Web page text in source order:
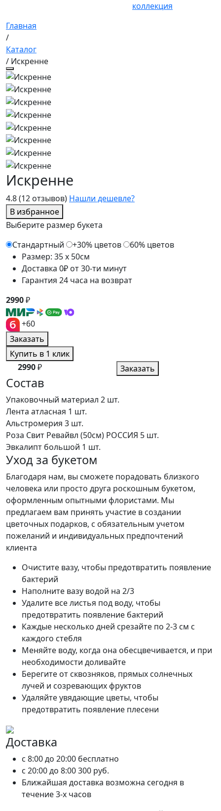
коллекция
Главная
/
Каталог
/ Искренне
4.8(12 отзывов) Нашли дешевле?
В избранное
Искренне
Выберите размер букета
Стандартный
+30% цветов
60% цветов
Размер: 35 x 50см
Доставка 0₽ от 30-ти минут
Гарантия 24 часа на возврат
2990₽
+60
Заказать
Купить в 1 клик
2990₽ Заказать
Состав
Упаковочный материал 2 шт.
Лента атласная 1 шт.
Альстромерия 3 шт.
Роза Свит Ревайвл (50см) РОССИЯ 5 шт.
Эвкалипт большой 1 шт.
Уход за букетом
Благодаря нам, вы сможете порадовать близкого
человека или просто друга роскошным букетом,
оформленным опытными флористами. Мы
предлагаем вам принять участие в создании
цветочных подарков, с обязательным учетом
пожеланий и индивидуальных предпочтений
клиента
Очистите вазу, чтобы предотвратить появление
бактерий
Наполните вазу водой на 2/3
Удалите все листья под воду, чтобы
предотвратить появление бактерий
Каждые несколько дней срезайте по 2-3 см с
каждого стебля
Меняйте воду, когда она обесцвечивается, и при
необходимости доливайте
Берегите от сквозняков, прямых солнечных
лучей и созревающих фруктов
Удаляйте увядающие цветы, чтобы
предотвратить появление плесени
Доставка
c 8:00 до 20:00 бесплатно
c 20:00 до 8:00300 руб.
Ближайшая доставка возможна сегодня в
течение 3-х часов